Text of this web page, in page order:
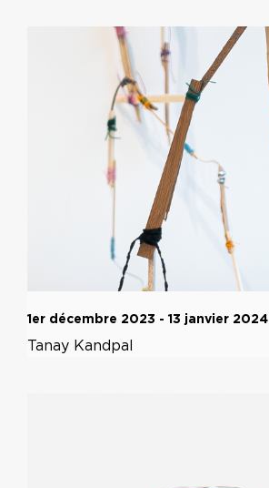
1er décembre 2023 - 13 janvier 2024
Tanay Kandpal